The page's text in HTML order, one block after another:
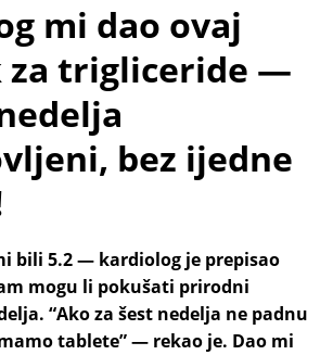
mi dao ovaj
za trigliceride —
bez ijedne
bili 5.2 — kardiolog je prepisao
mogu li pokušati prirodni
“Ako za šest nedelja ne padnu
tablete” — rekao je. Dao mi